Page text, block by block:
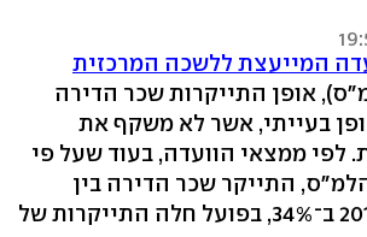
המייעצת ללשכה המרכזית
אופן התייקרות שכר הדירה
בעייתי, אשר לא משקף את
לפי ממצאי הוועדה, בעוד שעל פי
התייקר שכר הדירה בין
השנים 2008 ל־2015 ב־34%, בפועל חלה התייקרות של